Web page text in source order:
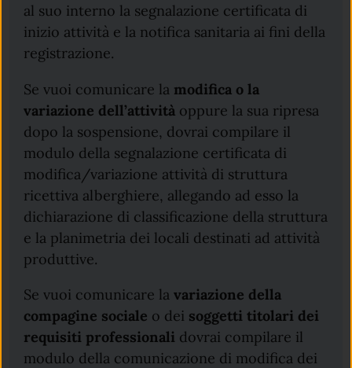
al suo interno la segnalazione certificata di
inizio attività e la notifica sanitaria ai fini della
registrazione.
Se vuoi comunicare la modifica o la
variazione dell’attività oppure la sua ripresa
dopo la sospensione, dovrai compilare il
modulo della segnalazione certificata di
modifica/variazione attività di struttura
ricettiva alberghiere, allegando ad esso la
dichiarazione di classificazione della struttura
e la planimetria dei locali destinati ad attività
produttive.
Se vuoi comunicare lavariazione della
compagine sociale o dei soggetti titolari dei
requisiti professionali dovrai compilare il
modulo della comunicazione di modifica dei